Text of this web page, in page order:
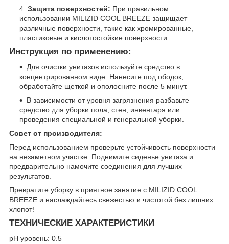
Защита поверхностей: При правильном
использовании MILIZID COOL BREEZE защищает
различные поверхности, такие как хромированные,
пластиковые и кислотостойкие поверхности.
Инструкция по применению:
Для очистки унитазов используйте средство в
концентрированном виде. Нанесите под ободок,
обработайте щеткой и ополосните после 5 минут.
В зависимости от уровня загрязнения разбавьте
средство для уборки пола, стен, инвентаря или
проведения специальной и генеральной уборки.
Совет от производителя:
Перед использованием проверьте устойчивость поверхности
на незаметном участке. Поднимите сиденье унитаза и
предварительно намочите соединения для лучших
результатов.
Превратите уборку в приятное занятие с MILIZID COOL
BREEZE и наслаждайтесь свежестью и чистотой без лишних
хлопот!
ТЕХНИЧЕСКИЕ ХАРАКТЕРИСТИКИ
рН уровень: 0.5